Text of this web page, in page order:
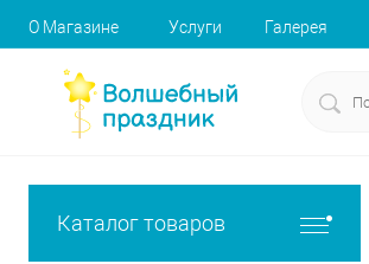
О Магазине Услуги Галерея
Каталог товаров